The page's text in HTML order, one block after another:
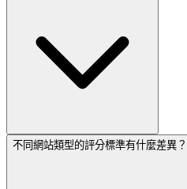
理財與省錢 副業實戰
職涯與生產力
不同網站類型的評分標準有什麼差異？